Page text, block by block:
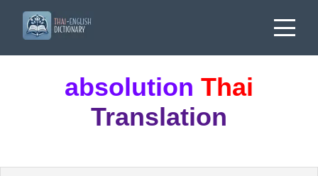
absolution Thai
Translation